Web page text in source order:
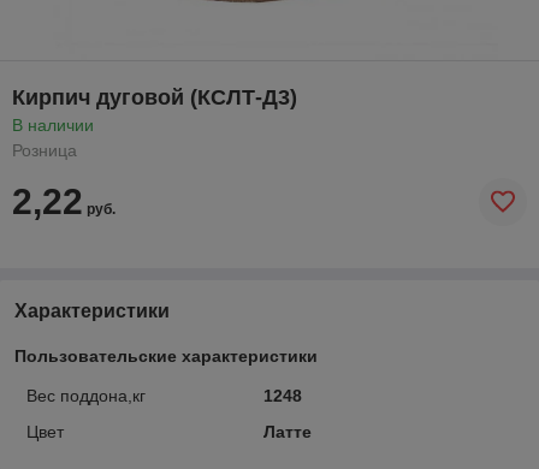
Кирпич дуговой (КСЛТ-Д3)
В наличии
Розница
2,22 руб.
Характеристики
Пользовательские характеристики
Вес поддона,кг
1248
Цвет
Латте